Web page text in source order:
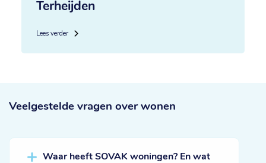
Terheijden
Lees verder
Veelgestelde vragen over wonen
Waar heeft SOVAK woningen? En wat